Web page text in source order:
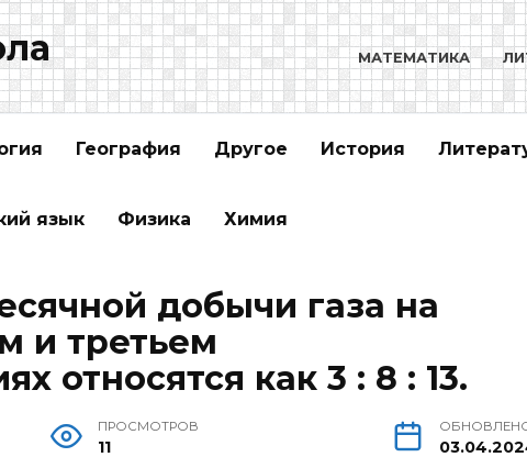
МАТЕМАТИКА
География Другое История
язык Физика Химия
добычи газа на
и третьем
относятся как 3 : 8 : 13.
ПРОСМОТРОВ
11